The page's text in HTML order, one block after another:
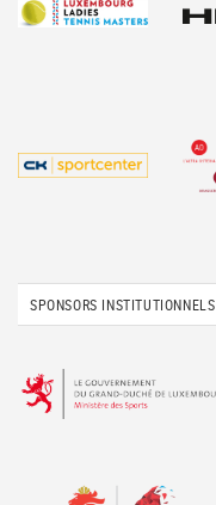
SPONSORS INSTITUTIONNELS